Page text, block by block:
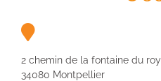
2 chemin de la fontaine du roy
34080 Montpellier